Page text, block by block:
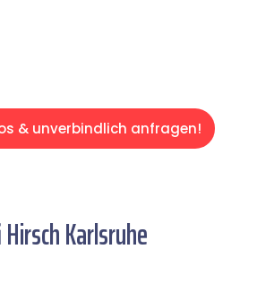
& unverbindlich anfragen!
Karlsruhe